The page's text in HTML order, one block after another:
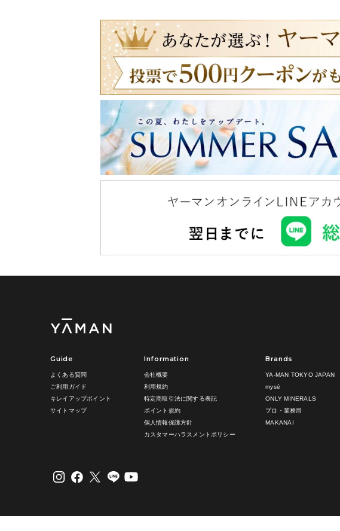
Guide
よくある質問
ご利用ガイド
キレイアップポイント
サイトマップ
Information
会社概要
利用規約
特定商取引法に関する表記
ポイント規約
個人情報保護方針
カスタマーハラスメントポリシー
Brands
YA-MAN TOKYO JAPAN
mysé
ONLY MINERALS
プロ・業務用
MAKANAI